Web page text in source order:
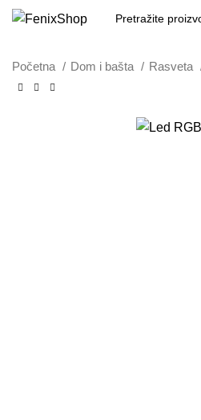
Početna Dom i bašta Rasveta